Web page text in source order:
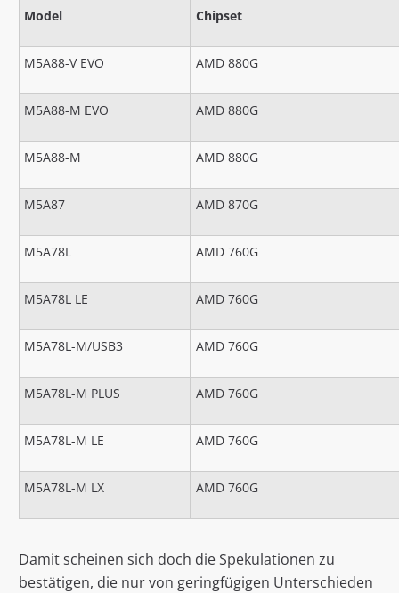
Model Chipset
M5A88-V EVO AMD 880G
M5A88-M EVO AMD 880G
M5A88-M AMD 880G
M5A87 AMD 870G
M5A78L AMD 760G
M5A78L LE AMD 760G
M5A78L-M/USB3 AMD 760G
M5A78L-M PLUS AMD 760G
M5A78L-M LE AMD 760G
M5A78L-M LX AMD 760G
Damit scheinen sich doch die Spekulationen zu
bestätigen, die nur von geringfügigen Unterschieden